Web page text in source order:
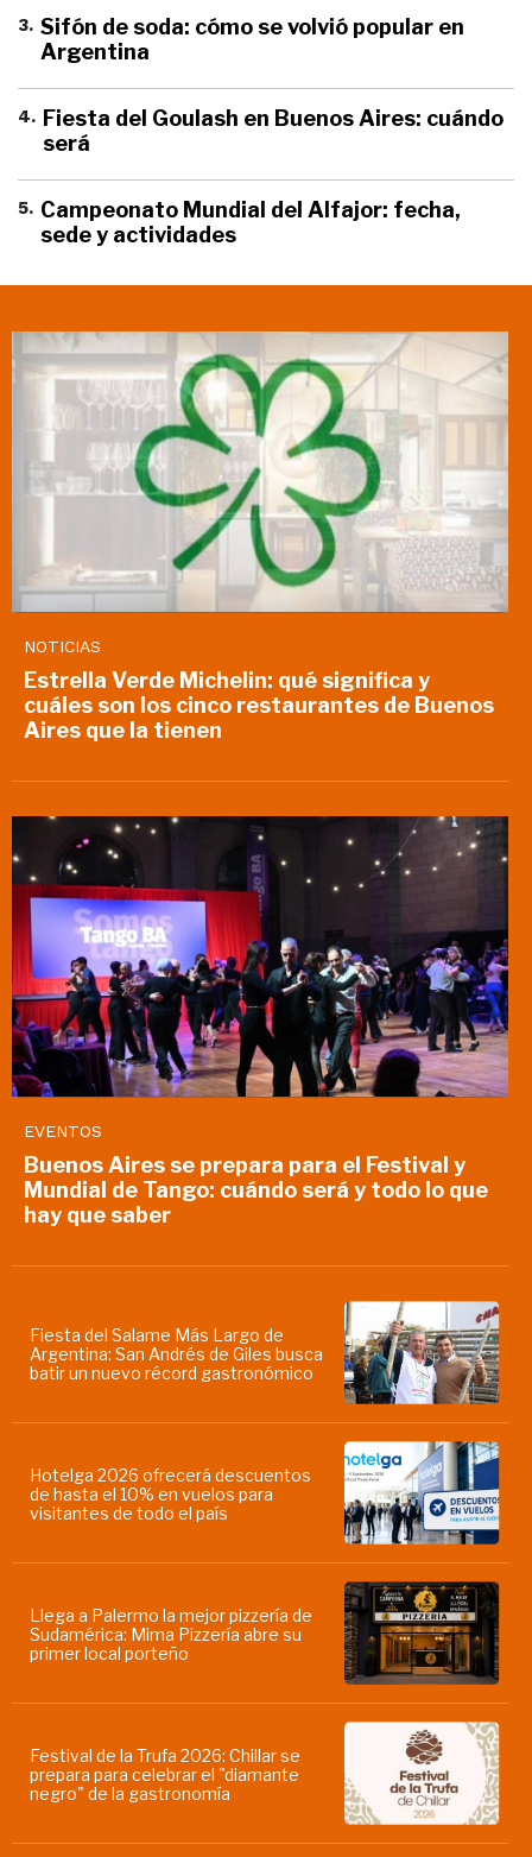
3. Sifón de soda: cómo se volvió popular en
Argentina
4. Fiesta del Goulash en Buenos Aires: cuándo
será
5. Campeonato Mundial del Alfajor: fecha,
sede y actividades
NOTICIAS
Estrella Verde Michelin: qué significa y
cuáles son los cinco restaurantes de Buenos
Aires que la tienen
EVENTOS
Buenos Aires se prepara para el Festival y
Mundial de Tango: cuándo será y todo lo que
hay que saber
Fiesta del Salame Más Largo de
Argentina: San Andrés de Giles busca
batir un nuevo récord gastronómico
Hotelga 2026 ofrecerá descuentos
de hasta el 10% en vuelos para
visitantes de todo el país
Llega a Palermo la mejor pizzería de
Sudamérica: Mima Pizzería abre su
primer local porteño
Festival de la Trufa 2026: Chillar se
prepara para celebrar el "diamante
negro" de la gastronomía